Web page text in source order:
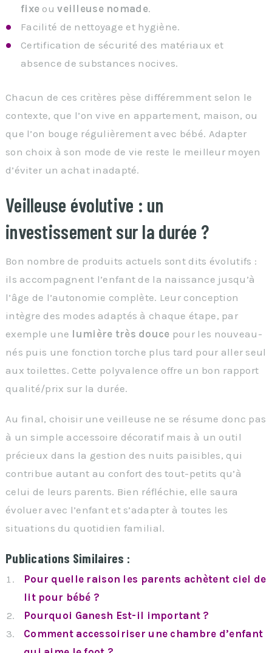
fixe ouveilleuse nomade.
Facilité de nettoyage et hygiène.
Certification de sécurité des matériaux et
absence de substances nocives.
Chacun de ces critères pèse différemment selon le
contexte, que l’on vive en appartement, maison, ou
que l’on bouge régulièrement avec bébé. Adapter
son choix à son mode de vie reste le meilleur moyen
d’éviter un achat inadapté.
Veilleuse évolutive : un
investissement sur la durée ?
Bon nombre de produits actuels sont dits évolutifs :
ils accompagnent l’enfant de la naissance jusqu’à
l’âge de l’autonomie complète. Leur conception
intègre des modes adaptés à chaque étape, par
exemple une lumière très douce pour les nouveau-
nés puis une fonction torche plus tard pour aller seul
aux toilettes. Cette polyvalence offre un bon rapport
qualité/prix sur la durée.
Au final, choisir une veilleuse ne se résume donc pas
à un simple accessoire décoratif mais à un outil
précieux dans la gestion des nuits paisibles, qui
contribue autant au confort des tout-petits qu’à
celui de leurs parents. Bien réfléchie, elle saura
évoluer avec l’enfant et s’adapter à toutes les
situations du quotidien familial.
Publications Similaires :
Pour quelle raison les parents achètent ciel de
lit pour bébé ?
Pourquoi Ganesh Est-il important ?
Comment accessoiriser une chambre d’enfant